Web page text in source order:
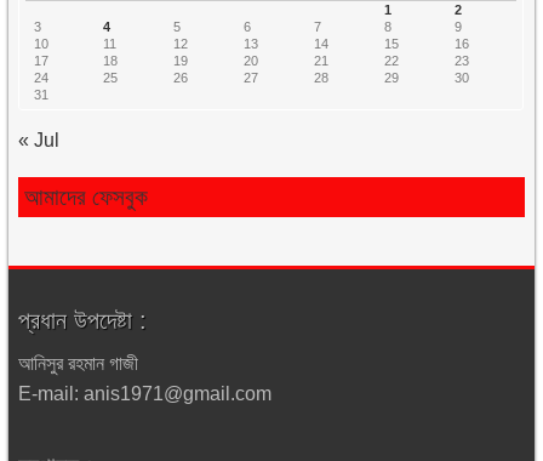
1
2
3
4 5 6 7 8
9
10
11 12 13 14 15
16
17
18 19 20 21 22
23
24
25 26 27 28 29
30
31
« Jul
আমাদের ফেসবুক
প্রধান উপদেষ্টা :
আনিসুর রহমান গাজী
E-mail: anis1971@gmail.com